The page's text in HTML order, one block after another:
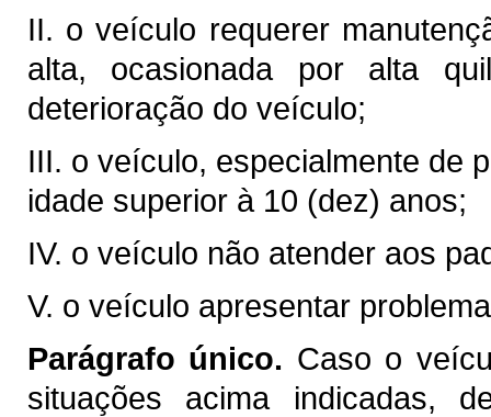
II. o veículo requerer
alta, ocasionada por alta
deterioração do veículo;
III. o veículo, especialmente de
idade superior à 10 (dez) anos;
IV. o veículo não atender aos
V. o veículo apresentar
Parágrafo único. Caso o
situações acima indicadas,